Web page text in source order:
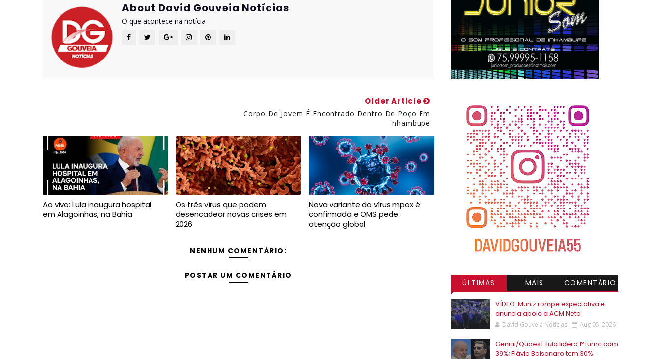
About David Gouveia Notícias
O que acontece na notícia
Older Article
Corpo De Jovem É Encontrado Dentro De Poço Em
Inhambupe
Ao vivo: Lula inaugura hospital
em Alagoinhas, na Bahia
Os três vírus que podem
desencadear novas crises em
2026
Nova variante do vírus mpox é
confirmada e OMS pede
atenção global
NENHUM COMENTÁRIO:
POSTAR UM COMENTÁRIO
ÚLTIMAS
MAIS
COMENTÁRIO
VÍDEO: Muniz rompe expectativa e
anuncia apoio a ACM Neto
David Gouveia Notícias Aug 05, 2026
Genial/Quaest: Lula lidera 1º turno com
39%; Flávio Bolsonaro tem 30%